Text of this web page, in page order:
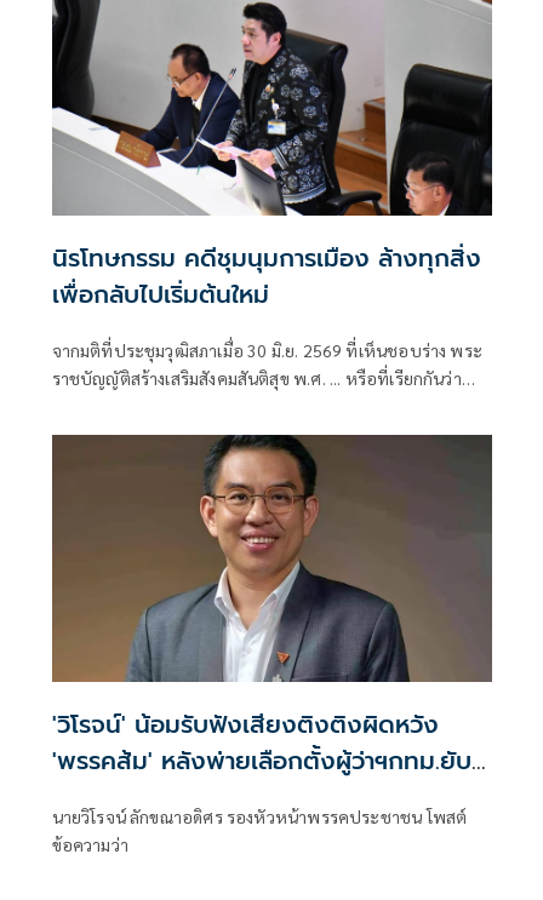
นิรโทษกรรม คดีชุมนุมการเมือง ล้างทุกสิ่ง
เพื่อกลับไปเริ่มต้นใหม่
จากมติที่ประชุมวุฒิสภาเมื่อ 30 มิ.ย. 2569 ที่เห็นชอบร่าง พระ
ราชบัญญัติสร้างเสริมสังคมสันติสุข พ.ศ. ... หรือที่เรียกกันว่า
'วิโรจน์' น้อมรับฟังเสียงติงติงผิดหวัง
'พรรคส้ม' หลังพ่ายเลือกตั้งผู้ว่าฯกทม.ยับ
นายวิโรจน์ ลักขณาอดิศร รองหัวหน้าพรรคประชาชน โพสต์
ข้อความว่า